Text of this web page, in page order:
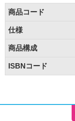
商品コード
仕様
商品構成
ISBNコード